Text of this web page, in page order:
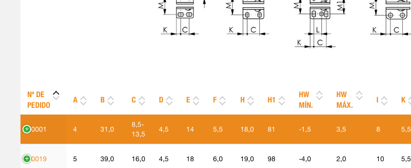
Nº DE
PEDIDO
A B C D E F H H1
HW
MÍN.
HW
MÁX.
I K
90001 4 31,0
8,5-
13,5
4,5 14 5,5 18,0 81 -1,5 3,5 8 5,5
90019 5 39,0 16,0 4,5 18 6,0 19,0 98 -4,0 2,0 10 5,5